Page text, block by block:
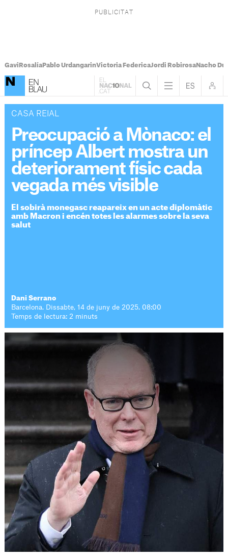
Gavi RosalíaPablo UrdangarinVictoria FedericaJordi RobirosaNacho
CASA REIAL
Preocupació a Mònaco: el
príncep Albert mostra un
deteriorament físic cada
vegada més visible
El sobirà monegasc reapareix en un acte diplomàtic
amb Macron i encén totes les alarmes sobre la seva
salut
Dani Serrano
Barcelona. Dissabte, 14 de juny de 2025. 08:00
Temps de lectura: 2 minuts